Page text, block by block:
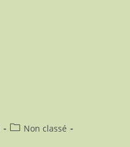
PostNon classé